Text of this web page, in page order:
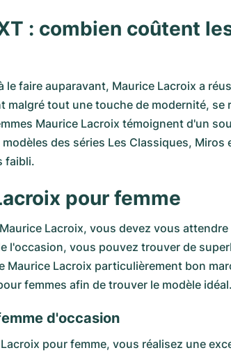
: combien coûtent
faire auparavant, Maurice Lacroix a
tout une touche de modernité,
Maurice Lacroix témoignent d'un
des séries Les Classiques, Miros
faibli.
pour femme
Lacroix, vous devez vous
l'occasion, vous pouvez trouver de
Maurice Lacroix particulièrement bon
femmes afin de trouver le modèle idéal.
d'occasion
pour femme, vous réalisez une